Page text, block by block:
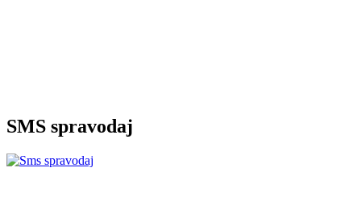
SMS spravodaj